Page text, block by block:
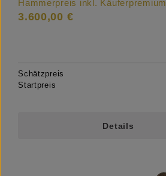
Hammerpreis inkl. Käuferpremium
3.600,00 €
Schätzpreis
Startpreis
Details